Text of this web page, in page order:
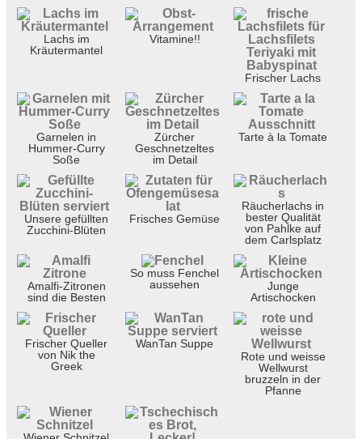
Lachs im
Kräutermantel
Vitamine!!
Frischer Lachs
Garnelen in
Hummer-Curry
Soße
Zürcher
Geschnetzeltes
im Detail
Tarte à la Tomate
Unsere gefüllten
Zucchini-Blüten
Frisches Gemüse
Räucherlachs in
bester Qualität
von Pahlke auf
dem Carlsplatz
Amalfi-Zitronen
sind die Besten
So muss Fenchel
aussehen
Junge
Artischocken
Frischer Queller
von Nik the
Greek
WanTan Suppe
Rote und weisse
Wellwurst
bruzzeln in der
Pfanne